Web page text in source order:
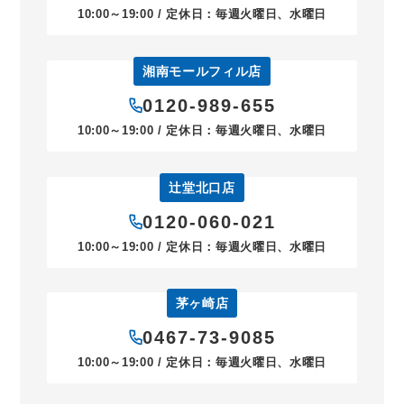
10:00～19:00 / 定休日：毎週火曜日、水曜日
湘南モールフィル店
0120-989-655
10:00～19:00 / 定休日：毎週火曜日、水曜日
辻堂北口店
0120-060-021
10:00～19:00 / 定休日：毎週火曜日、水曜日
茅ヶ崎店
0467-73-9085
10:00～19:00 / 定休日：毎週火曜日、水曜日